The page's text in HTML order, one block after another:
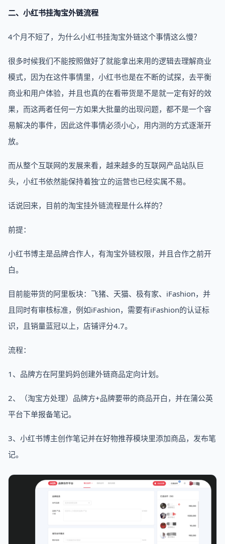
二、小红书挂淘宝外链流程
4个月不短了，为什么小红书挂淘宝外链这个事情这么慢？
很多时候我们不能按照做好了就能拿出来用的逻辑去理解商业
模式，因为在这件事情里，小红书也是在不断的试探，去平衡
商业和用户体验，并且也真的在看带货是不是就一定有好的效
果，而这两者任何一方如果大批量的出现问题，都不是一个容
易解决的事件，因此这件事情必须小心，用内测的方式逐渐开
放。
而从整个互联网的发展来看，越来越多的互联网产品站队巨
头，小红书依然能保持着独’立的运营也已经实属不易。
话说回来，目前的淘宝挂外链流程是什么样的？
前提：
小红书博主是品牌合作人，有淘宝外链权限，并且合作之前开
白。
目前能带货的阿里板块：飞猪、天猫、极有家、iFashion，并
且同时有审核标准，例如iFashion，需要有iFashion的认证标
识，且销量蓝冠以上，店铺评分4.7。
流程：
1、品牌方在阿里妈妈创建外链商品定向计划。
2、（淘宝方处理）品牌方+品牌要带的商品开白，并在蒲公英
平台下单报备笔记。
3、小红书博主创作笔记并在好物推荐模块里添加商品，发布笔
记。